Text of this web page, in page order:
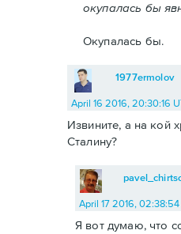
окупалась бы
Окупалась бы.
1977ermolov
April 16 2016, 20:30:16
Извините, а на кой
Сталину?
April 17 2016, 02:38:54
Я вот думаю, что